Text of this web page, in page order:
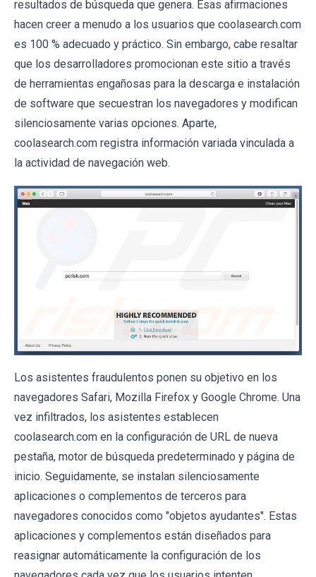
resultados de búsqueda que genera. Esas afirmaciones
hacen creer a menudo a los usuarios que coolasearch.com
es 100 % adecuado y práctico. Sin embargo, cabe resaltar
que los desarrolladores promocionan este sitio a través
de herramientas engañosas para la descarga e instalación
de software que secuestran los navegadores y modifican
silenciosamente varias opciones. Aparte,
coolasearch.com registra información variada vinculada a
la actividad de navegación web.
Los asistentes fraudulentos ponen su objetivo en los
navegadores Safari, Mozilla Firefox y Google Chrome. Una
vez infiltrados, los asistentes establecen
coolasearch.com en la configuración de URL de nueva
pestaña, motor de búsqueda predeterminado y página de
inicio. Seguidamente, se instalan silenciosamente
aplicaciones o complementos de terceros para
navegadores conocidos como "objetos ayudantes". Estas
aplicaciones y complementos están diseñados para
reasignar automáticamente la configuración de los